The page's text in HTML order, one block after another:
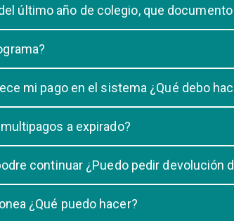
último año de colegio, que
mi pago en el sistema ¿Qué debo
que no se registró su pago.
a expirado?
continuar ¿Puedo pedir devolución
¿Qué puedo hacer?